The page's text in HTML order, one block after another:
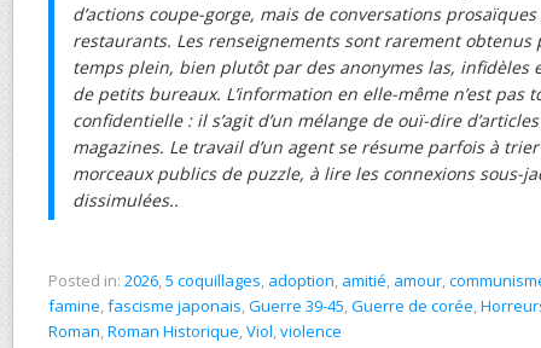
d’actions coupe-gorge, mais de conversations
restaurants. Les renseignements sont rarement obtenus
temps plein, bien plutôt par des anonymes las, infidèles
de petits bureaux. L’information en elle-même n’est pas
confidentielle : il s’agit d’un mélange de ouï-dire
magazines. Le travail d’un agent se résume parfois à
morceaux publics de puzzle, à lire les connexions sous-
dissimulées..
Posted in: 2026,5 coquillages, adoption, amitié, amour,
famine,fascisme japonais,Guerre 39-45,Guerre de corée,
Roman,Roman Historique,Viol,violence